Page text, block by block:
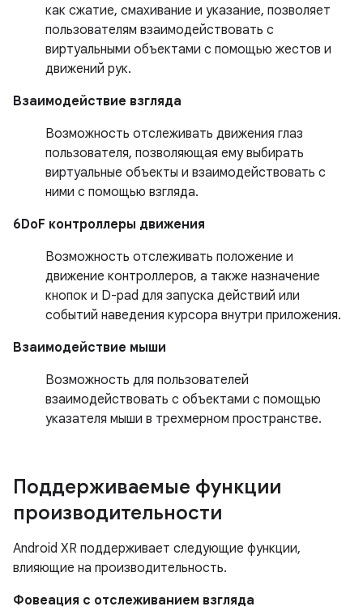
как сжатие, смахивание и указание, позволяет
пользователям взаимодействовать с
виртуальными объектами с помощью жестов и
движений рук.
Взаимодействие взгляда
Возможность отслеживать движения глаз
пользователя, позволяющая ему выбирать
виртуальные объекты и взаимодействовать с
ними с помощью взгляда.
6DoF контроллеры движения
Возможность отслеживать положение и
движение контроллеров, а также назначение
кнопок и D-pad для запуска действий или
событий наведения курсора внутри приложения.
Взаимодействие мыши
Возможность для пользователей
взаимодействовать с объектами с помощью
указателя мыши в трехмерном пространстве.
Поддерживаемые функции
производительности
Android XR поддерживает следующие функции,
влияющие на производительность.
Фовеация с отслеживанием взгляда